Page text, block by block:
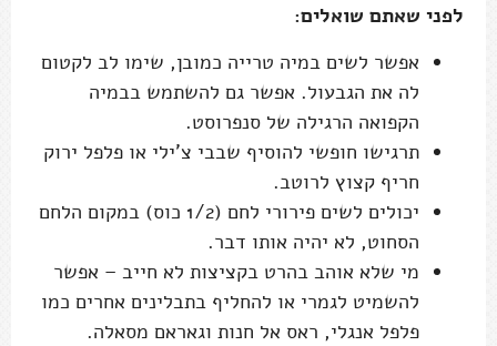
לפני שאתם שואלים:
אפשר לשים במיה טרייה כמובן, שימו לב לקטום
לה את הגבעול. אפשר גם להשתמש בבמיה
הקפואה הרגילה של סנפרוסט.
תרגישו חופשי להוסיף שבבי צ'ילי או פלפל ירוק
חריף קצוץ לרוטב.
יכולים לשים פירורי לחם (1/2 כוס) במקום הלחם
הסחוט, לא יהיה אותו דבר.
מי שלא אוהב בהרט בקציצות לא חייב – אפשר
להשמיט לגמרי או להחליף בתבלינים אחרים כמו
פלפל אנגלי, ראס אל חנות וגאראם מסאלה.